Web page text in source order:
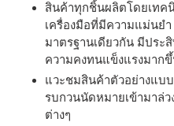
สินค้าทุกชิ้นผลิตโดยเทค
เครื่องมือที่มีความแม่นย
มาตรฐานเดียวกัน มีประ
ความคงทนแข็งแรงมาก
แวะชมสินค้าตัวอย่างแบ
รบกวนนัดหมายเข้ามาล่
ต่างๆ